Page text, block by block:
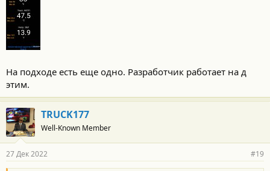
На подходе есть еще одно. Разработчик работает на д
этим.
TRUCK177
Well-Known Member
27 Дек 2022 #19